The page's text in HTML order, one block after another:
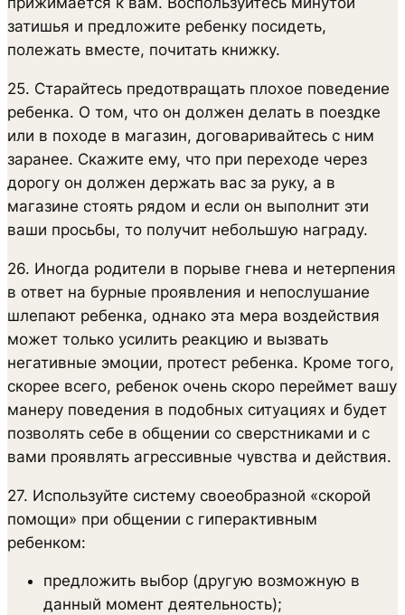
затишья и предложите ребенку посидеть,
полежать вместе, почитать книжку.
25. Старайтесь предотвращать плохое поведение
ребенка. О том, что он должен делать в поездке
или в походе в магазин, договаривайтесь с ним
заранее. Скажите ему, что при переходе через
дорогу он должен держать вас за руку, а в
магазине стоять рядом и если он выполнит эти
ваши просьбы, то получит небольшую награду.
26. Иногда родители в порыве гнева и нетерпения
в ответ на бурные проявления и непослушание
шлепают ребенка, однако эта мера воздействия
может только усилить реакцию и вызвать
негативные эмоции, протест ребенка. Кроме того,
скорее всего, ребенок очень скоро переймет вашу
манеру поведения в подобных ситуациях и будет
позволять себе в общении со сверстниками и с
вами проявлять агрессивные чувства и действия.
27. Используйте систему своеобразной «скорой
помощи» при общении с гиперактивным
ребенком:
предложить выбор (другую возможную в
данный момент деятельность);